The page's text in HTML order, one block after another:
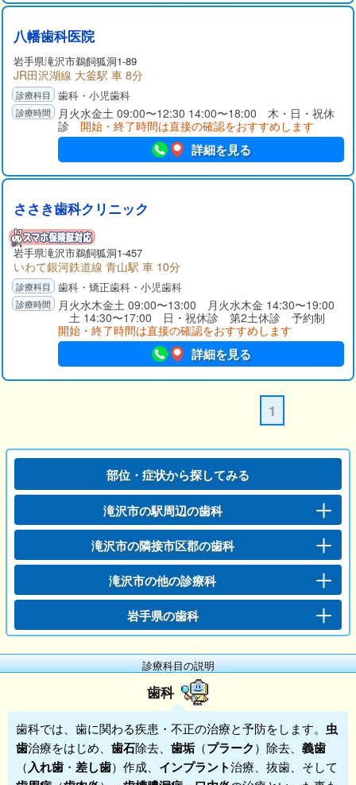
八幡歯科医院
岩手県滝沢市鵜飼狐洞1-89
JR田沢湖線 大釜駅 車 8分
歯科・小児歯科
月火水金土 09:00〜12:30 14:00〜18:00 木・日・祝休
診 開始・終了時間は直接の確認をおすすめします
詳細を見る
ささき歯科クリニック
岩手県滝沢市鵜飼狐洞1-457
いわて銀河鉄道線 青山駅 車 10分
歯科・矯正歯科・小児歯科
月火水木金土 09:00〜13:00 月火水木金 14:30〜19:00
土 14:30〜17:00 日・祝休診 第2土休診 予約制
開始・終了時間は直接の確認をおすすめします
詳細を見る
1
部位・症状から探してみる
滝沢市の駅周辺の歯科
滝沢市の隣接市区郡の歯科
滝沢市の他の診療科
岩手県の歯科
診療科目の説明
歯科
歯科では、歯に関わる疾患・不正の治療と予防をします。 虫
歯治療をはじめ、 歯石除去、 歯垢 （プラーク）除去、 義歯
（入れ歯 ・ 差し歯）作成、 インプラント治療、抜歯、そして